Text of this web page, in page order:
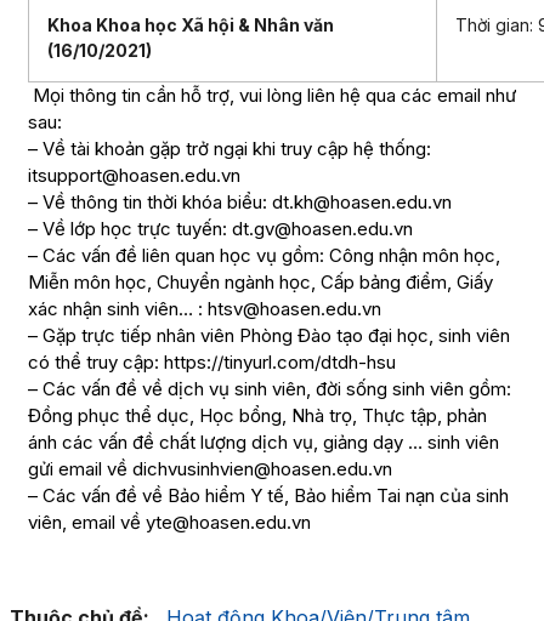
Khoa Khoa học Xã hội & Nhân văn
(16/10/2021)
Thời gian:
Mọi thông tin cần hỗ trợ, vui lòng liên hệ qua các email như
sau:
– Về tài khoản gặp trở ngại khi truy cập hệ thống:
itsupport@hoasen.edu.vn
– Về thông tin thời khóa biểu: dt.kh@hoasen.edu.vn
– Về lớp học trực tuyến: dt.gv@hoasen.edu.vn
– Các vấn đề liên quan học vụ gồm: Công nhận môn học,
Miễn môn học, Chuyển ngành học, Cấp bảng điểm, Giấy
xác nhận sinh viên… : htsv@hoasen.edu.vn
– Gặp trực tiếp nhân viên Phòng Đào tạo đại học, sinh viên
có thể truy cập: https://tinyurl.com/dtdh-hsu
– Các vấn đề về dịch vụ sinh viên, đời sống sinh viên gồm:
Đồng phục thể dục, Học bổng, Nhà trọ, Thực tập, phản
ánh các vấn đề chất lượng dịch vụ, giảng dạy … sinh viên
gửi email về dichvusinhvien@hoasen.edu.vn
– Các vấn đề về Bảo hiểm Y tế, Bảo hiểm Tai nạn của sinh
viên, email về yte@hoasen.edu.vn